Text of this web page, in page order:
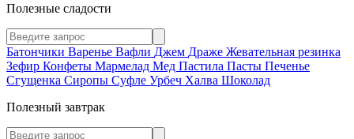
Полезные сладости
Батончики Варенье Вафли Джем Драже Жевательная резинка
Зефир Конфеты Мармелад Мед Пастила Пасты Печенье
Сгущенка Сиропы Суфле Урбеч Халва Шоколад
Полезный завтрак